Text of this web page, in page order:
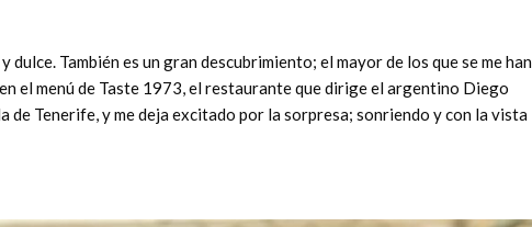
También es un gran descubrimiento; el mayor de los que se me han
el menú de Taste 1973, el restaurante que dirige el argentino Diego
de Tenerife, y me deja excitado por la sorpresa; sonriendo y con la vista